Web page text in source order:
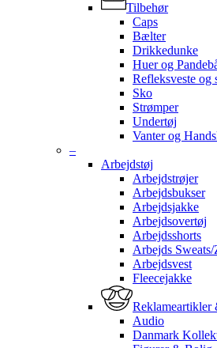
Tilbehør
Caps
Bælter
Drikkedunke
Huer og
Refleksveste og
Sko
Strømper
Undertøj
Vanter og
–
Arbejdstøj
Arbejdstrøjer
Arbejdsbukser
Arbejdsjakke
Arbejdsovertøj
Arbejdsshorts
Arbejds
Arbejdsvest
Fleecejakke
Reklameartikler
Audio
Danmark